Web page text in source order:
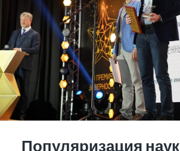
Популяризация